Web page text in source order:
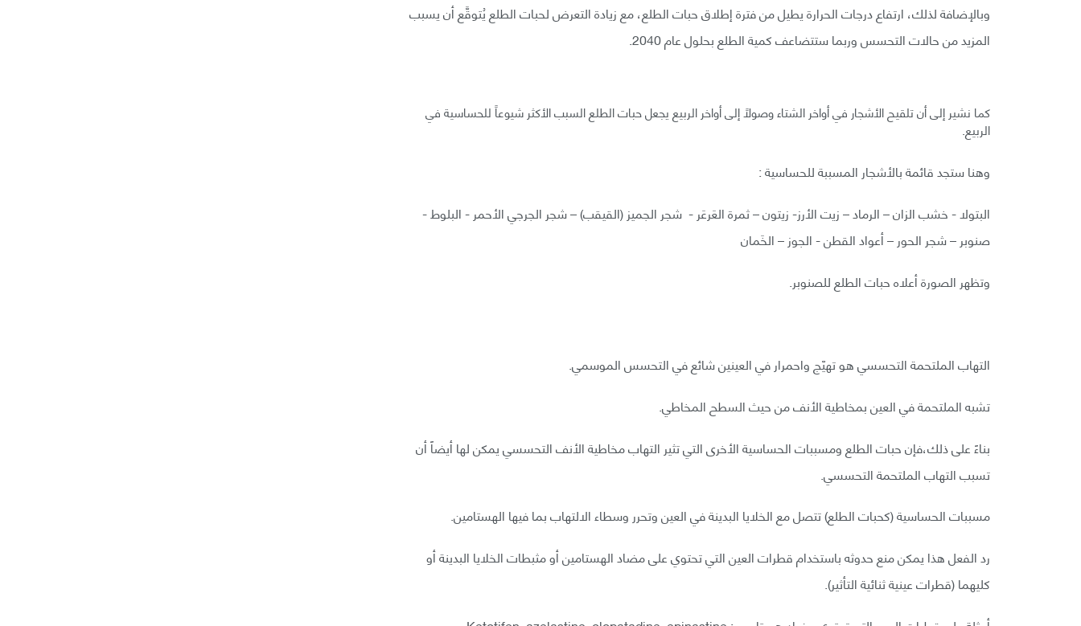
وبالإضافة لذلك، ارتفاع درجات الحرارة يطيل من فترة إطلاق حبات الطلع، مع زيادة التعرض لحبات الطلع يُتوقَّع أن يسبب
المزيد من حالات التحسس وربما ستتضاعف كمية الطلع بحلول عام 2040.
كما نشير إلى أن تلقيح الأشجار في أواخر الشتاء وصولاً إلى أواخر الربيع يجعل حبات الطلع السبب الأكثر شيوعاً للحساسية في
الربيع.
وهنا ستجد قائمة بالأشجار المسببة للحساسية :
البتولا - خشب الزان – الرماد – زيت الأرز- زيتون – ثمرة العَرعَر - شجر الجميز (القيقب) – شجر الجرجي الأحمر - البلوط -
صنوبر – شجر الحور – أعواد القطن - الجوز – الخَمان
وتظهر الصورة أعلاه حبات الطلع للصنوبر.
التهاب الملتحمة التحسسي هو تهيّج واحمرار في العينين شائع في التحسس الموسمي.
تشبه الملتحمة في العين بمخاطية الأنف من حيث السطح المخاطي.
بناءً على ذلك،فإن حبات الطلع ومسببات الحساسية الأخرى التي تثير التهاب مخاطية الأنف التحسسي يمكن لها أيضاً أن
تسبب التهاب الملتحمة التحسسي.
مسببات الحساسية (كحبات الطلع) تتصل مع الخلايا البدينة في العين وتحرر وسطاء الالتهاب بما فيها الهستامين.
رد الفعل هذا يمكن منع حدوثه باستخدام قطرات العين التي تحتوي على مضاد الهستامين أو مثبطات الخلايا البدينة أو
كليهما (قطرات عينية ثنائية التأثير).